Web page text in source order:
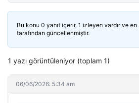
Bu konu 0 yanıt içerir, 1 izleyen vardır ve en
tarafından güncellenmiştir.
1 yazı görüntüleniyor (toplam 1)
06/06/2026: 5:34 am